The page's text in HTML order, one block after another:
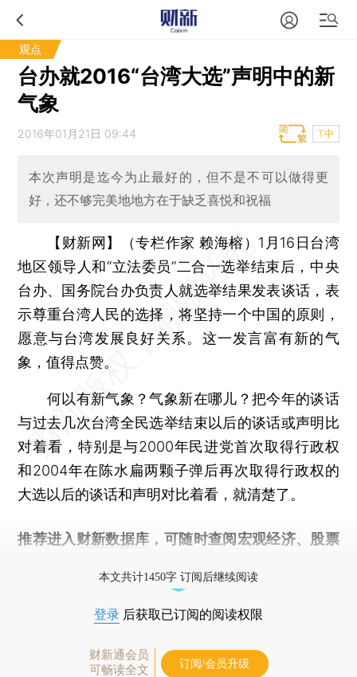
观点
台办就2016“台湾大选”声明中的新
气象
2016年01月21日 09:44 T中
本次声明是迄今为止最好的，但不是不可以做得更
好，还不够完美地地方在于缺乏喜悦和祝福
【财新网】（专栏作家 赖海榕） 1月16日台湾
地区领导人和“立法委员”二合一选举结束后，中央
台办、国务院台办负责人就选举结果发表谈话，表
示尊重台湾人民的选择，将坚持一个中国的原则，
愿意与台湾发展良好关系。这一发言富有新的气
象，值得点赞。
何以有新气象？气象新在哪儿？把今年的谈话
与过去几次台湾全民选举结束以后的谈话或声明比
对着看，特别是与2000年民进党首次取得行政权
和2004年在陈水扁两颗子弹后再次取得行政权的
大选以后的谈话和声明对比着看，就清楚了。
推荐进入 财新数据库 ，可随时查阅宏观经济、股票
本文共计1450字 订阅后继续阅读
登录 后获取已订阅的阅读权限
财新通会员
可畅读全文
订阅/会员升级